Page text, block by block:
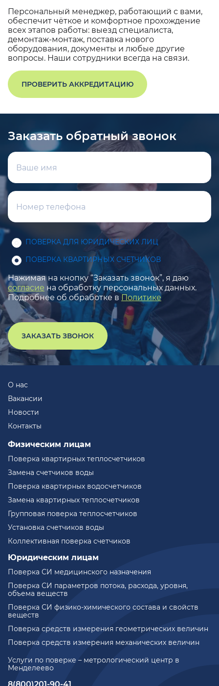
Персональный менеджер, работающий с вами,
обеспечит чёткое и комфортное прохождение
всех этапов работы: выезд специалиста,
демонтаж-монтаж, поставка нового
оборудования, документы и любые другие
вопросы. Наши сотрудники всегда на связи.
ПРОВЕРИТЬ АККРЕДИТАЦИЮ
Заказать обратный звонок
ПОВЕРКА ДЛЯ ЮРИДИЧЕСКИХ ЛИЦ
ПОВЕРКА КВАРТИРНЫХ СЧЕТЧИКОВ
Нажимая на кнопку “Заказать звонок”, я даю
согласие на обработку персональных данных.
Подробнее об обработке в Политике
ЗАКАЗАТЬ ЗВОНОК
Услуги по поверке – метрологический центр в
Менделеево
О нас
Вакансии
Новости
Контакты
Физическим лицам
Поверка квартирных теплосчетчиков
Замена счетчиков воды
Поверка квартирных водосчетчиков
Замена квартирных теплосчетчиков
Групповая поверка теплосчетчиков
Установка счетчиков воды
Коллективная поверка счетчиков
Юридическим лицам
Поверка СИ медицинского назначения
Поверка СИ параметров потока, расхода, уровня,
объема веществ
Поверка СИ физико-химического состава и свойств
веществ
Поверка средств измерения геометрических величин
Поверка средств измерения механических величин